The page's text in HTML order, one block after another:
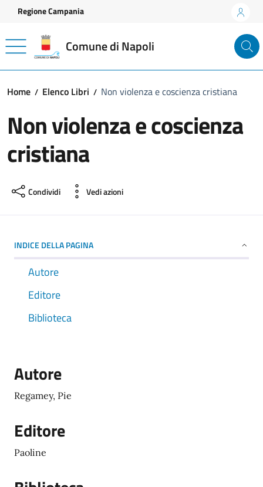
Vai ai contenuti
Vai al footer
Regione Campania
Comune di Napoli
Home Elenco Libri Non violenza e coscienza cristiana
Non violenza e coscienza
cristiana
Condividi Vedi azioni
INDICE DELLA PAGINA
Autore
Editore
Biblioteca
Autore
Regamey, Pie
Editore
Paoline